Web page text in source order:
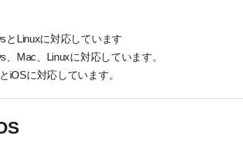
に対応しています
、Linuxに対応しています。
に対応しています。